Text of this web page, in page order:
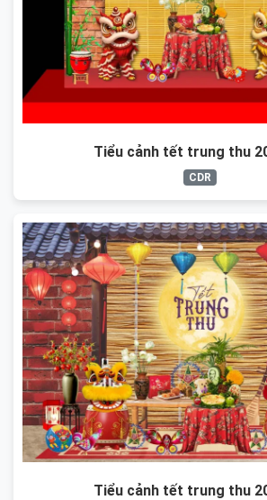
Tiểu cảnh tết trung thu
CDR
Tiểu cảnh tết trung thu